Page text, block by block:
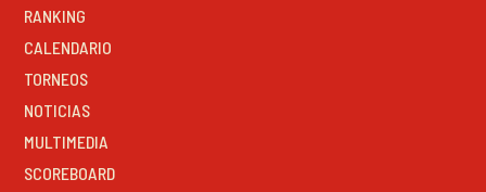
RANKING
CALENDARIO
TORNEOS
NOTICIAS
MULTIMEDIA
SCOREBOARD